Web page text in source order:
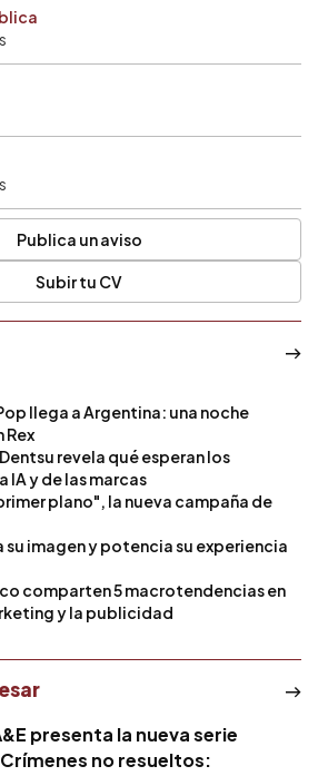
Publica un aviso
Subir tu CV
llega a Argentina: una noche
Rex
revela qué esperan los
IA y de las marcas
plano", la nueva campaña de
imagen y potencia su experiencia
comparten 5 macrotendencias en
y la publicidad
presenta la nueva serie
no resueltos: